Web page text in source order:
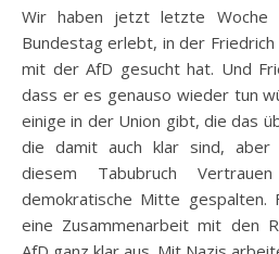
Wir haben jetzt letzte Woche
Bundestag erlebt, in der
mit der AfD gesucht hat. Und
dass er es genauso wieder tun
einige in der Union gibt, die das
die damit auch klar sind,
diesem Tabubruch
demokratische Mitte gespalten.
eine Zusammenarbeit mit den